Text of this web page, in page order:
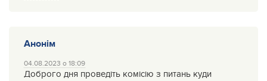
Анонім
04.08.2023 о 18:09
Доброго дня проведіть комісію з питань куди